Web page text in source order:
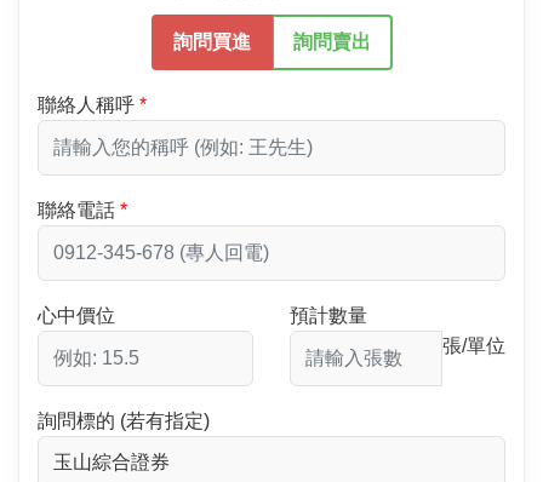
詢問買進 詢問賣出
聯絡人稱呼
聯絡電話
心中價位
預計數量
張/單位
詢問標的 (若有指定)